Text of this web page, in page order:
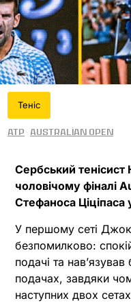
Теніс
ATP Australian Open
Сербський
чоловічому фіналі
Стефаноса Ціціпаса
У першому сеті
безпомилково:
подачі та
подачах, завдяки
наступних двох